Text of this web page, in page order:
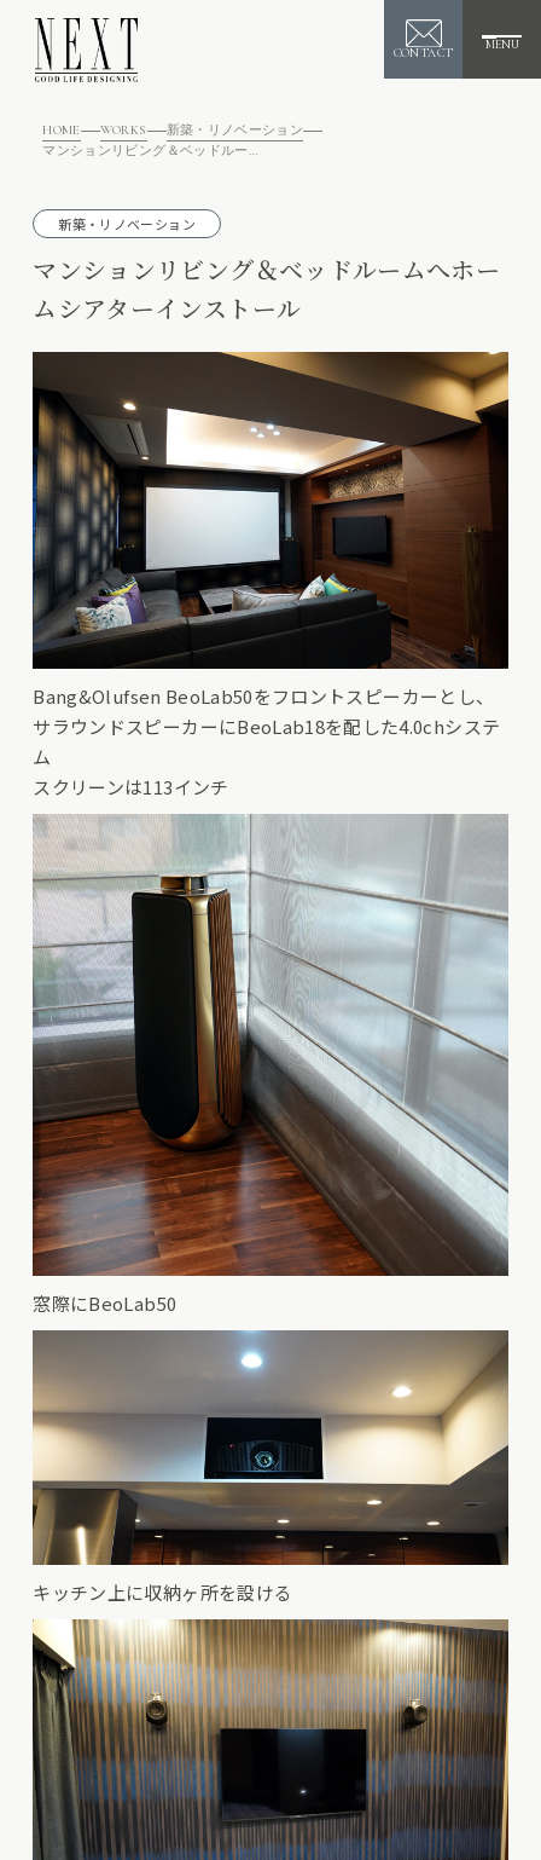
CONTACT
MENU
HOME WORKS
新築・リノベーション
マンションリビング＆ベッドルームへホームシアターインストール
新築・リノベーション
マンションリビング＆ベッドルームへホー
ムシアターインストール
Bang&Olufsen BeoLab50をフロントスピーカーとし、
サラウンドスピーカーにBeoLab18を配した4.0chシステ
ム
スクリーンは113インチ
窓際にBeoLab50
キッチン上に収納ヶ所を設ける